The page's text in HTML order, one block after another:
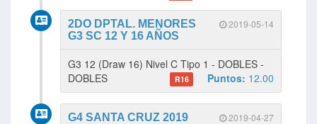
2019-05-14
2DO DPTAL. MENORES
G3 SC 12 Y 16 AÑOS
G3 12 (Draw 16) Nivel C Tipo 1 - DOBLES -
DOBLES
R16 Puntos: 12.00
2019-04-27
G4 SANTA CRUZ 2019